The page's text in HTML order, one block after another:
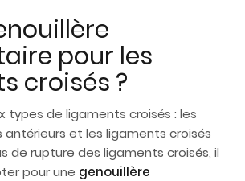
pour les
croisés ?
types de ligaments croisés : les
antérieurs et les ligaments croisés
de rupture des ligaments croisés, il
pour une genouillère